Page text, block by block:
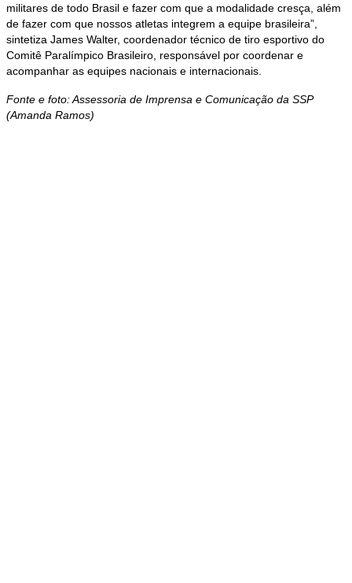
militares de todo Brasil e fazer com que a modalidade cresça, além
de fazer com que nossos atletas integrem a equipe brasileira”,
sintetiza James Walter, coordenador técnico de tiro esportivo do
Comitê Paralímpico Brasileiro, responsável por coordenar e
acompanhar as equipes nacionais e internacionais.
Fonte e foto: Assessoria de Imprensa e Comunicação da SSP
(Amanda Ramos)